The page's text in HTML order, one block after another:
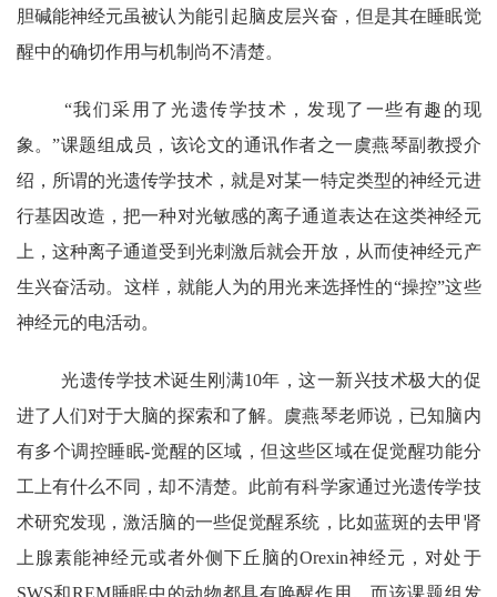
胆碱能神经元虽被认为能引起脑皮层兴奋，但是其在睡眠觉
醒中的确切作用与机制尚不清楚。
“我们采用了光遗传学技术，发现了一些有趣的现
象。”课题组成员，该论文的通讯作者之一虞燕琴副教授介
绍，所谓的光遗传学技术，就是对某一特定类型的神经元进
行基因改造，把一种对光敏感的离子通道表达在这类神经元
上，这种离子通道受到光刺激后就会开放，从而使神经元产
生兴奋活动。这样，就能人为的用光来选择性的“操控”这些
神经元的电活动。
光遗传学技术诞生刚满10年，这一新兴技术极大的促
进了人们对于大脑的探索和了解。虞燕琴老师说，已知脑内
有多个调控睡眠-觉醒的区域，但这些区域在促觉醒功能分
工上有什么不同，却不清楚。此前有科学家通过光遗传学技
术研究发现，激活脑的一些促觉醒系统，比如蓝斑的去甲肾
上腺素能神经元或者外侧下丘脑的Orexin神经元，对处于
SWS和REM睡眠中的动物都具有唤醒作用。而该课题组发